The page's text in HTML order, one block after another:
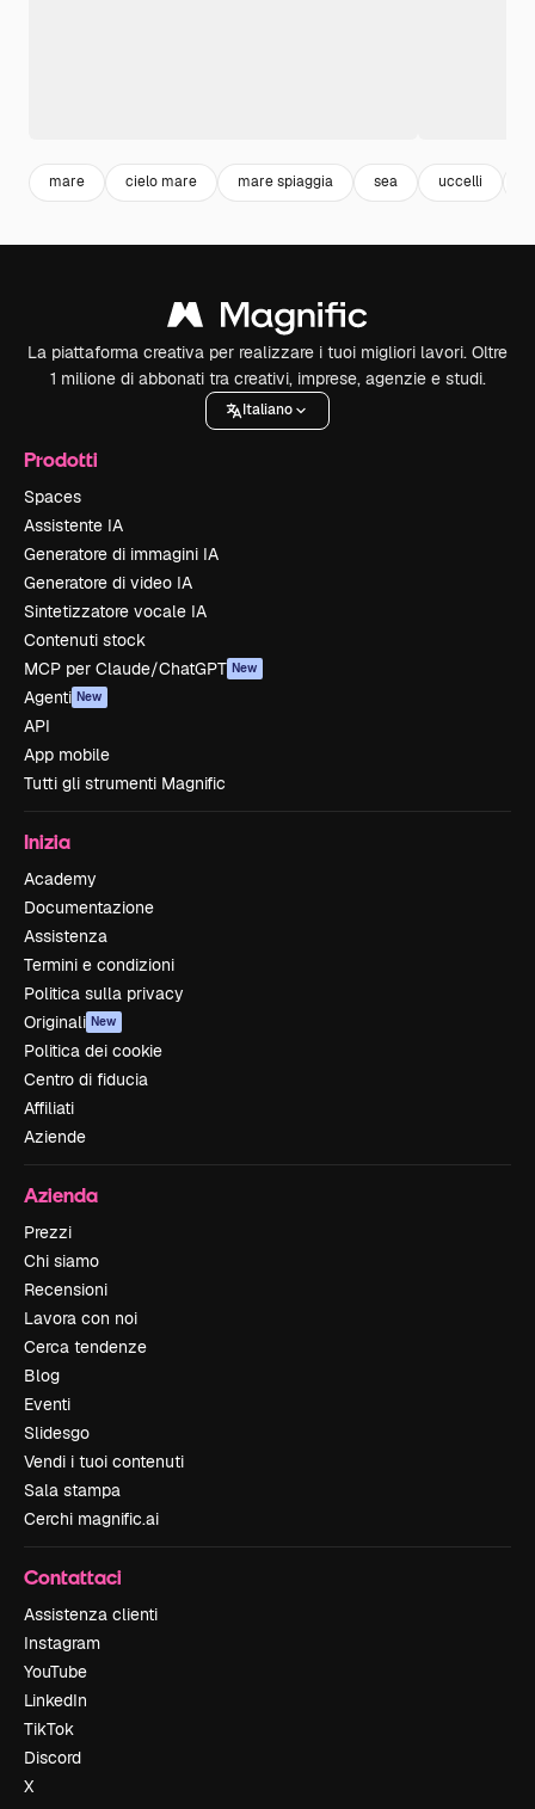
mare cielo mare mare spiaggia sea uccelli
La piattaforma creativa per realizzare i tuoi migliori lavori. Oltre
1 milione di abbonati tra creativi, imprese, agenzie e studi.
Italiano
Prodotti
Spaces
Assistente IA
Generatore di immagini IA
Generatore di video IA
Sintetizzatore vocale IA
Contenuti stock
MCP per Claude/ChatGPT New
Agenti New
API
App mobile
Tutti gli strumenti Magnific
Inizia
Academy
Documentazione
Assistenza
Termini e condizioni
Politica sulla privacy
Originali New
Politica dei cookie
Centro di fiducia
Affiliati
Aziende
Azienda
Prezzi
Chi siamo
Recensioni
Lavora con noi
Cerca tendenze
Blog
Eventi
Slidesgo
Vendi i tuoi contenuti
Sala stampa
Cerchi magnific.ai
Contattaci
Assistenza clienti
Instagram
YouTube
LinkedIn
TikTok
Discord
X